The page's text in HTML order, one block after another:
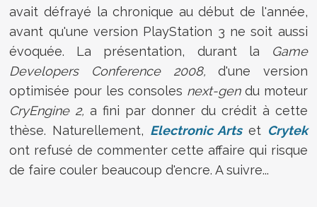
avait défrayé la chronique au début de l'année,
avant qu'une version PlayStation 3 ne soit aussi
évoquée. La présentation, durant la
Game
Developers Conference 2008, d'une version
optimisée pour les consoles next-gendu moteur
CryEngine 2,a fini par donner du crédit à cette
thèse. Naturellement, Electronic Artset Crytek
ont refusé de commenter cette affaire qui risque
de faire couler beaucoup d'encre. A suivre...